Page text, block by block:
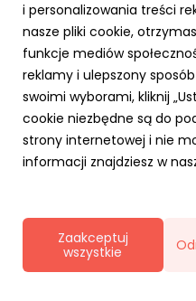
AKTUALNOŚCI
Cyfrowy Biznes się
kampania MRiT i
odpowiada RO
20 kwietnia 2026
Agencja Ro na zlecenie
Technologii realizuje
Inicjatywa skierowana do
Działania zaplanowan...
i personalizowania treści
nasze pliki cookie,
funkcje mediów
reklamy i ulepszony
swoimi wyborami, kliknij
cookie niezbędne są do
strony internetowej i nie
informacji znajdziesz w
Zaakceptuj
wszystkie